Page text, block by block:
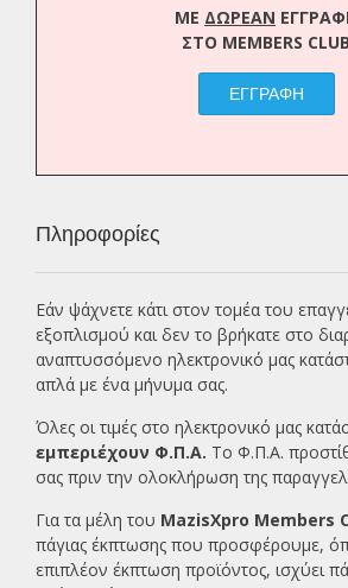
ΜΕ ΔΩΡΕΑΝ
ΣΤΟ MEMBERS CLUB
ΕΓΓΡΑΦΗ
Πληροφορίες
Εάν ψάχνετε κάτι στον τομέα του
εξοπλισμού και δεν το βρήκατε στο
αναπτυσσόμενο ηλεκτρονικό μας
απλά με ένα μήνυμα σας.
Όλες οι τιμές στο ηλεκτρονικό μας
εμπεριέχουν Φ.Π.Α. Το Φ.Π.Α.
σας πριν την ολοκλήρωση της
Για τα μέλη του MazisXpro Members
πάγιας έκπτωσης που προσφέρουμε,
επιπλέον έκπτωση προϊόντος, ισχύει